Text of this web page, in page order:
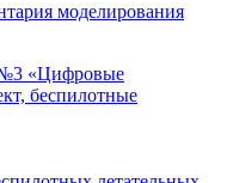
моделирования
«Цифровые
беспилотные